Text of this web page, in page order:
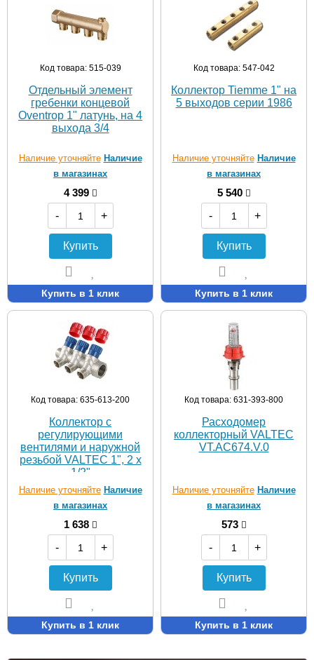
Код товара: 515-039
Отдельный элемент
гребенки концевой
Oventrop 1" латунь, на 4
выхода 3/4
Наличие уточняйте Наличие
в магазинах
4 399
-
+
Купить
Купить в 1 клик
Код товара: 547-042
Коллектор Tiemme 1" на
5 выходов серии 1986
Наличие уточняйте Наличие
в магазинах
5 540
-
+
Купить
Купить в 1 клик
Код товара: 635-613-200
Коллектор с
регулирующими
вентилями и наружной
резьбой VALTEC 1", 2 х
1/2"
Наличие уточняйте Наличие
в магазинах
1 638
-
+
Купить
Купить в 1 клик
Код товара: 631-393-800
Расходомер
коллекторный VALTEC
VT.АС674.V.0
Наличие уточняйте Наличие
в магазинах
573
-
+
Купить
Купить в 1 клик